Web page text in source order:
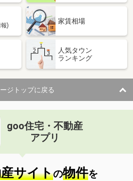
)
家賃相場
人気タウン
ランキング
ジトップに戻る
goo住宅・不動産
アプリ
サイトの物件を